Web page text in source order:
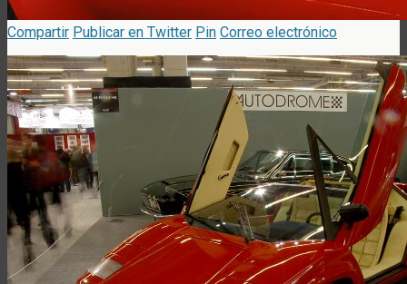
Compartir Publicar en Twitter Pin Correo electrónico